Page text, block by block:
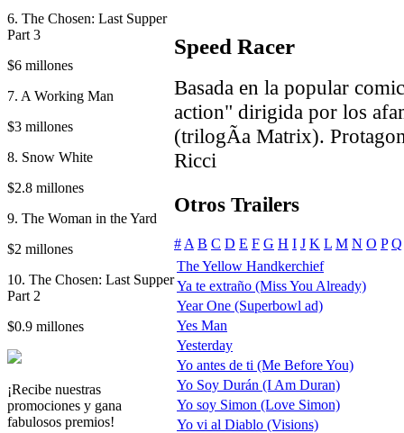
6. The Chosen: Last Supper
Part 3
$6 millones
7. A Working Man
$3 millones
8. Snow White
$2.8 millones
9. The Woman in the Yard
$2 millones
10. The Chosen: Last Supper
Part 2
$0.9 millones
¡Recibe nuestras
promociones y gana
fabulosos premios!
Speed Racer
Basada en la popular
action" dirigida por los
(trilogÃ­a Matrix).
Ricci
Otros Trailers
# A B C D E F G H I J K L M N O P Q
The Yellow Handkerchief
Ya te extraño (Miss You Already)
Year One (Superbowl ad)
Yes Man
Yesterday
Yo antes de ti (Me Before You)
Yo Soy Durán (I Am Duran)
Yo soy Simon (Love Simon)
Yo vi al Diablo (Visions)